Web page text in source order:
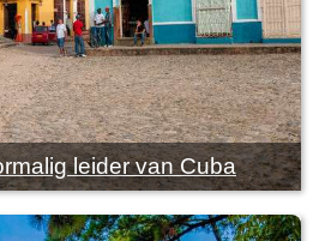
leider van Cuba